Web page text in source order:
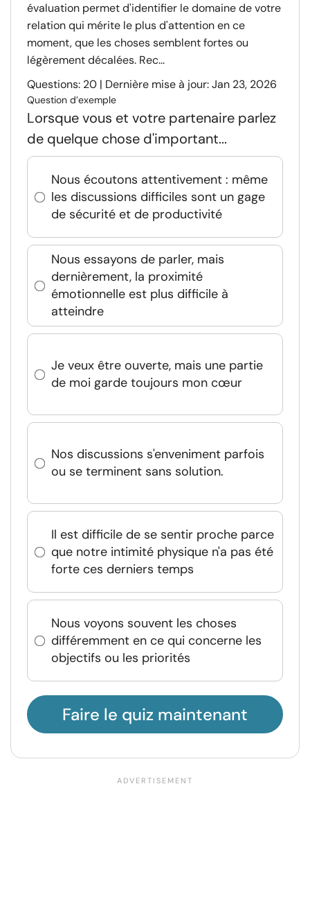
évaluation permet d'identifier le domaine de votre
relation qui mérite le plus d'attention en ce
moment, que les choses semblent fortes ou
légèrement décalées. Rec...
Questions: 20 | Dernière mise à jour: Jan 23, 2026
Question d’exemple
Lorsque vous et votre partenaire parlez
de quelque chose d'important...
Nous écoutons attentivement : même
les discussions difficiles sont un gage
de sécurité et de productivité
Nous essayons de parler, mais
dernièrement, la proximité
émotionnelle est plus difficile à
atteindre
Je veux être ouverte, mais une partie
de moi garde toujours mon cœur
Nos discussions s'enveniment parfois
ou se terminent sans solution.
Il est difficile de se sentir proche parce
que notre intimité physique n'a pas été
forte ces derniers temps
Nous voyons souvent les choses
différemment en ce qui concerne les
objectifs ou les priorités
Faire le quiz maintenant